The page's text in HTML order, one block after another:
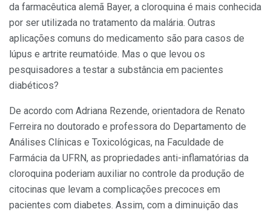
da farmacêutica alemã Bayer, a cloroquina é mais conhecida
por ser utilizada no tratamento da malária. Outras
aplicações comuns do medicamento são para casos de
lúpus e artrite reumatóide. Mas o que levou os
pesquisadores a testar a substância em pacientes
diabéticos?
De acordo com Adriana Rezende, orientadora de Renato
Ferreira no doutorado e professora do Departamento de
Análises Clínicas e Toxicológicas, na Faculdade de
Farmácia da UFRN, as propriedades anti-inflamatórias da
cloroquina poderiam auxiliar no controle da produção de
citocinas que levam a complicações precoces em
pacientes com diabetes. Assim, com a diminuição das